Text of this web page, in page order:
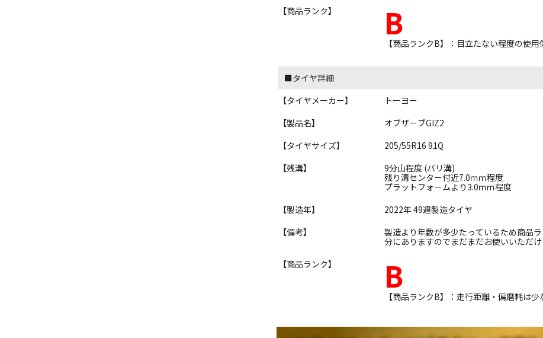
【商品ランク】
B
【商品ランクB】：目立たない程度の使
■タイヤ詳細
【タイヤメーカー】
トーヨー
【製品名】
オブザーブGIZ2
【タイヤサイズ】
205/55R16 91Q
【残溝】
9分山程度 (バリ溝)
残り溝センター付近7.0ｍｍ程度
プラットフォームより3.0ｍｍ程度
【製造年】
2022年 49週製造タイヤ
【備考】
製造より年数が多少たっているため商品
分にありますのでまだまだお使いいただけ
【商品ランク】
B
【商品ランクB】：走行距離・偏磨耗は